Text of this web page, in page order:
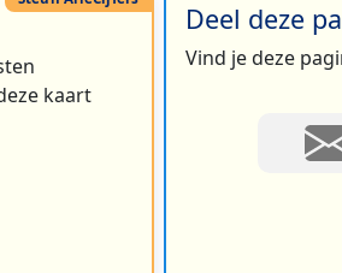
kaart
Deel deze
Vind je deze